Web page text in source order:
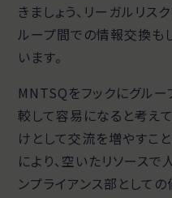
きましょう、リーガルリス
ループ間での情報交換も
います。
MNTSQをフックにグル
較して容易になると考え
けとして交流を増やすこ
により、空いたリソース
ンプライアンス部として